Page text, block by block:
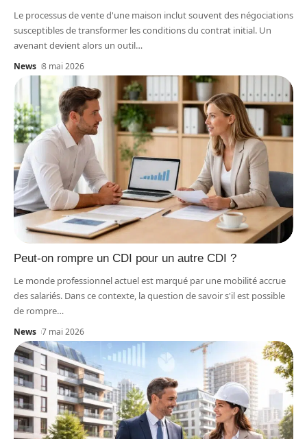
Le processus de vente d'une maison inclut souvent des négociations
susceptibles de transformer les conditions du contrat initial. Un
avenant devient alors un outil…
News 8 mai 2026
Peut-on rompre un CDI pour un autre CDI ?
Le monde professionnel actuel est marqué par une mobilité accrue
des salariés. Dans ce contexte, la question de savoir s'il est possible
de rompre…
News 7 mai 2026